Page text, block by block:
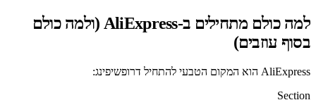
למה כולם מתחילים ב-AliExpress (ולמה כולם
בסוף עוזבים)
AliExpress הוא המקום הטבעי להתחיל דרופשיפינג:
Section